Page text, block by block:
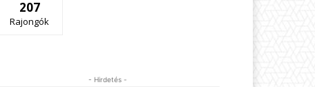
207
Rajongók
- Hirdetés -